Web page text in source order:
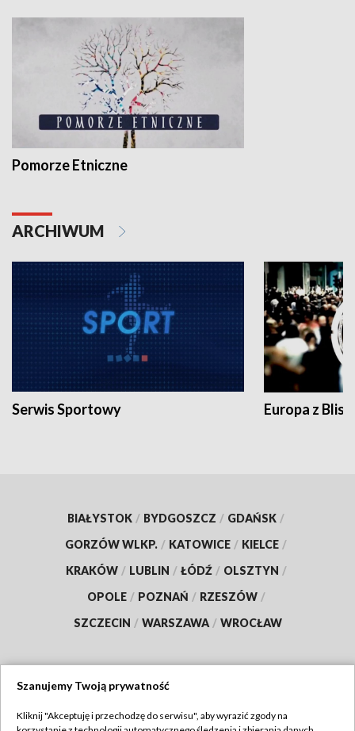
Pomorze Etniczne
ARCHIWUM
Serwis Sportowy Europa z
BIAŁYSTOK / BYDGOSZCZ / GDAŃSK /
GORZÓW WLKP. / KATOWICE / KIELCE /
KRAKÓW / LUBLIN / ŁÓDŹ / OLSZTYN /
OPOLE / POZNAŃ / RZESZÓW /
SZCZECIN / WARSZAWA / WROCŁAW
Szanujemy Twoją prywatność
Kliknij "Akceptuję i przechodzę do serwisu", aby wyrazić zgody na